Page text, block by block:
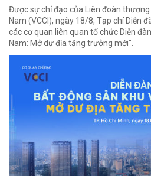
Được sự chỉ đạo của Liên đoàn
Nam (VCCI), ngày 18/8, Tạp chí Diễn
các cơ quan liên quan tổ chức Diễn
Nam: Mở dư địa tăng trưởng mới".